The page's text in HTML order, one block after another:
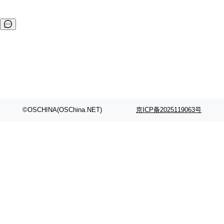
©OSCHINA(OSChina.NET) 京ICP备2025119063号